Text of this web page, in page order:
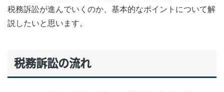
税務訴訟が進んでいくのか、基本的なポイントについて解
説したいと思います。
税務訴訟の流れ